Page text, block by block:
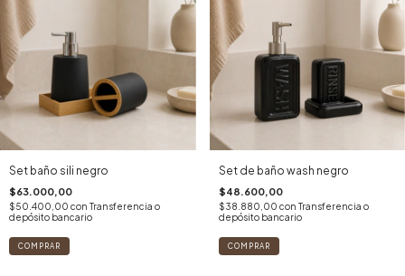
Set baño sili negro
$63.000,00
$50.400,00 con Transferencia o
depósito bancario
Set de baño wash negro
$48.600,00
$38.880,00 con Transferencia o
depósito bancario